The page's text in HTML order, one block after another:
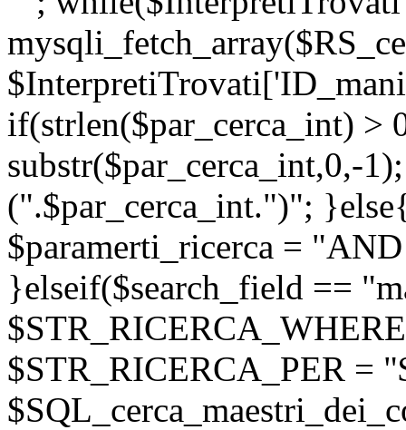
if(strlen($par_cerca_int) >
substr($par_cerca_int,0,-
(".$par_cerca_int.")";
$paramerti_ricerca =
}elseif($search_field ==
$STR_RICERCA_PER = "